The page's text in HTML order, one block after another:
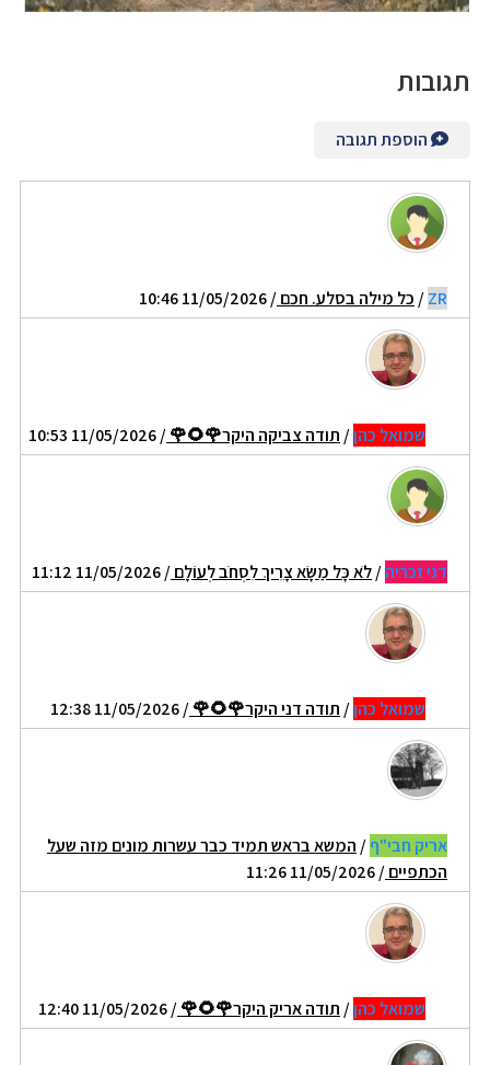
תגובות
הוספת תגובה
ZR
/ כל מילה בסלע. חכם/ 11/05/2026 10:46
שמואל כהן/ תודה צביקה היקר🌹🌻🌹/ 11/05/2026 10:53
דני זכריה/לֹא כָּל מַשָּׂא צָרִיךְ לִסְחֹב לְעוֹלָם/ 11/05/2026 11:12
שמואל כהן/ תודה דני היקר🌹🌻🌹/ 11/05/2026 12:38
אריק חבי"ף/ המשא בראש תמיד כבר עשרות מונים מזה שעל
הכתפיים/ 11/05/2026 11:26
שמואל כהן/ תודה אריק היקר🌹🌻🌹/ 11/05/2026 12:40